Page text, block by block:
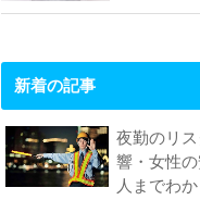
新着の記事
夜勤のリ
響・女性
人までわ